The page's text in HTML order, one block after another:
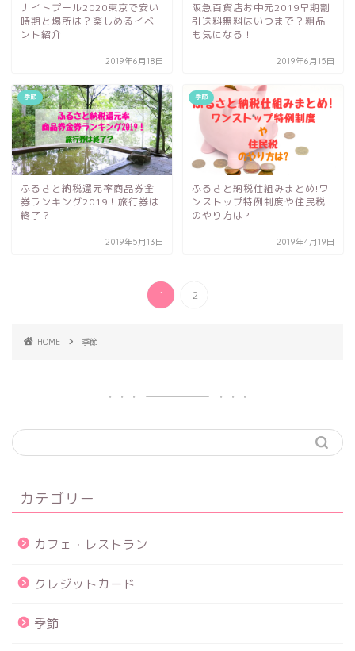
ナイトプール2020東京で安い
時期と場所は？楽しめるイベ
ント紹介
2019年6月18日
阪急百貨店お中元2019早期割
引送料無料はいつまで？粗品
も気になる！
2019年6月15日
季節
ふるさと納税還元率商品券金
券ランキング2019！旅行券は
終了？
2019年5月13日
季節
ふるさと納税仕組みまとめ!ワ
ンストップ特例制度や住民税
のやり方は?
2019年4月19日
1 2
HOME 季節
カテゴリー
カフェ・レストラン
クレジットカード
季節